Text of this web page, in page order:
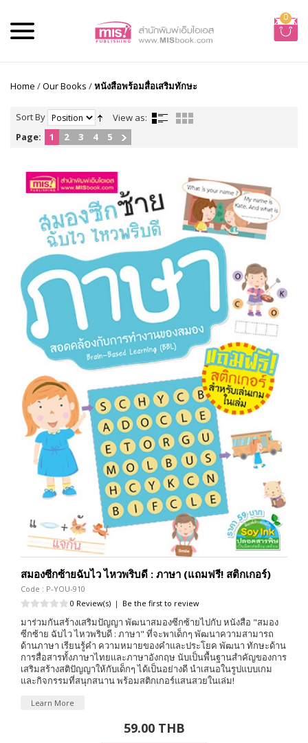
0
Home /Our Books /หนังสือพร้อมสื่อเสริมทักษะ
Sort By
View as:
Page:
1 2 3 4 5
สมองซีกซ้ายฉับไว ไหวพริบดี : ภาษา (แถมฟรี! สติกเกอร์)
Code : P-YOU-910
0 Review(s) | Be the first to review
มาร่วมกันสร้างเสริมปัญญา พัฒนาสมองซีกซ้ายไปกับ หนังสือ "สมอง
ซีกซ้าย ฉับไว ไหวพริบดี : ภาษา" ที่จะพาเด็กๆ พัฒนาความสามารถ
ด้านภาษา เรียนรู้คำ ความหมายของคำและประโยค พัฒนา ทักษะด้าน
การสื่อสารทั้งภาษาไทยและภาษาอังกฤษ นับเป็นพื้นฐานสำคัญของการ
เสริมสร้างสติปัญญาให้กับเด็กๆ ได้เป็นอย่างดี นำเสนอในรูปแบบเกม
และกิจกรรมที่สนุกสนาน พร้อมสติกเกอร์แสนสวยในเล่ม!
Learn More
59.00 THB